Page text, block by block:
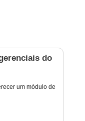
do
um módulo de